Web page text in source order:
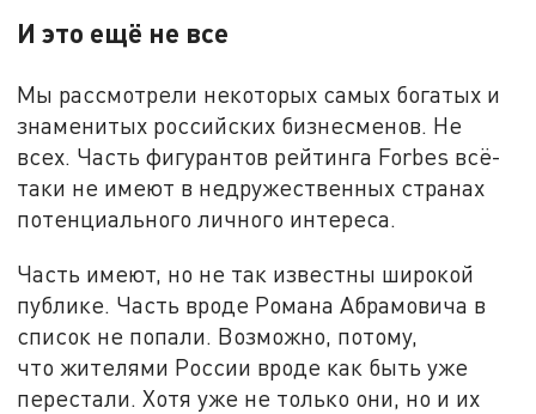
И это ещё не все
Мы рассмотрели некоторых самых богатых и
знаменитых российских бизнесменов. Не
всех. Часть фигурантов рейтинга Forbes всё-
таки не имеют в недружественных странах
потенциального личного интереса.
Часть имеют, но не так известны широкой
публике. Часть вроде Романа Абрамовича в
список не попали. Возможно, потому,
что жителями России вроде как быть уже
перестали. Хотя уже не только они, но и их